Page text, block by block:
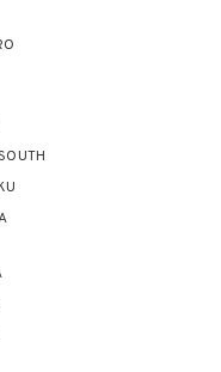
場合であって、本人の同意を得
本人の同意を得ることにより当該
当該個人データを取り扱う目的
るおそれがある方法により個人